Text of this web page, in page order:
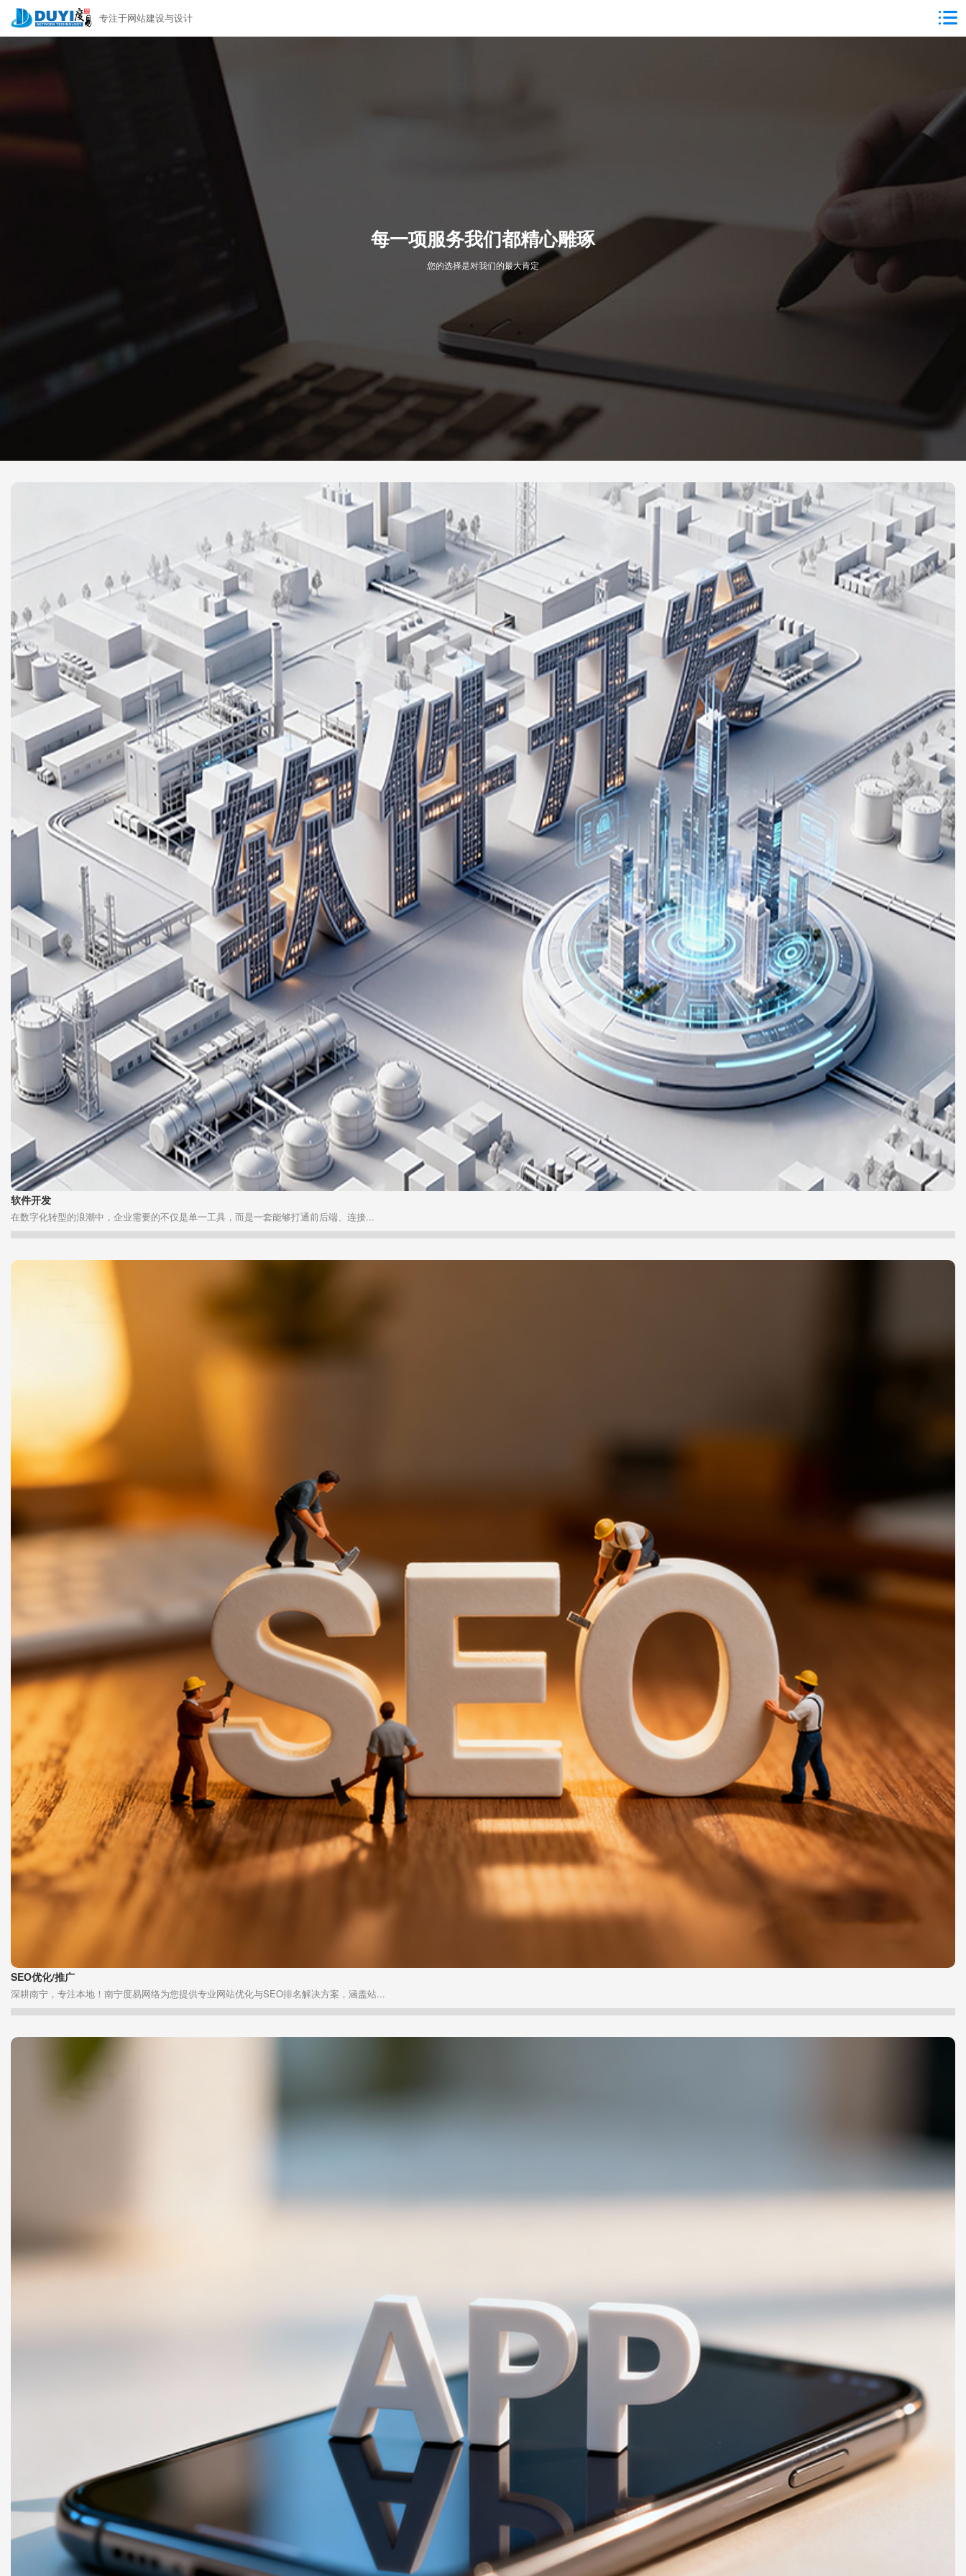
专注于网站建设与设计
每一项服务我们都精心雕琢
您的选择是对我们的最大肯定
软件开发
在数字化转型的浪潮中，企业需要的不仅是单一工具，而是一套能够打通前后端、连接...
SEO优化/推广
深耕南宁，专注本地！南宁度易网络为您提供专业网站优化与SEO排名解决方案，涵盖站...